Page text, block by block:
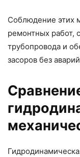
Соблюдение этих
ремонтных работ,
трубопровода и
засоров без